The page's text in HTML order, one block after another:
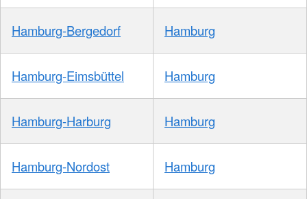
Hamburg-Bergedorf Hamburg
Hamburg-Eimsbüttel Hamburg
Hamburg-Harburg Hamburg
Hamburg-Nordost Hamburg